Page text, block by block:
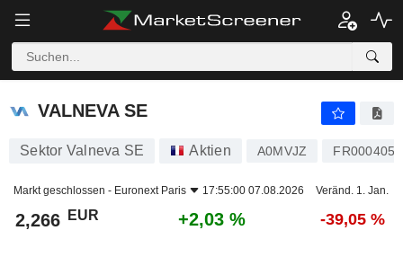
VALNEVA SE
VALNEVA SE
Sektor Valneva SE Aktien A0MVJZ
Markt geschlossen - Euronext Paris 17:55:00 07.08.2026 Veränd. 1. Jan.
2,266 EUR +2,03 % -39,05 %